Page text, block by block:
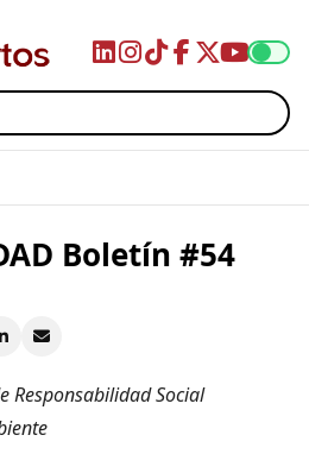
Boletín #54
Responsabilidad Social